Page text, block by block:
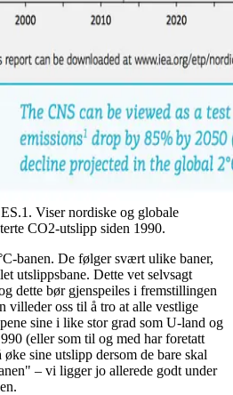
Viser nordiske og globale
CO2-utslipp siden 1990.
banen. De følger svært ulike baner,
utslippsbane. Dette vet selvsagt
dette bør gjenspeiles i fremstillingen
villeder oss til å tro at alle vestlige
sine i like stor grad som U-land og
(eller som til og med har foretatt
sine utslipp dersom de bare skal
– vi ligger jo allerede godt under